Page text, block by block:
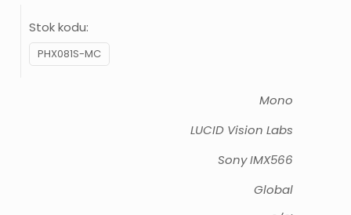
Stok kodu:
PHX081S-MC
Mono
LUCID Vision Labs
Sony IMX566
Global